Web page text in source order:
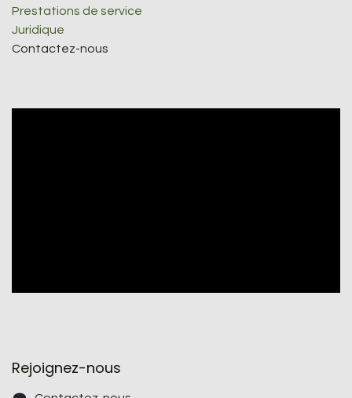
Prestations de service
Juridique
Contactez-nous
Rejoignez-nous